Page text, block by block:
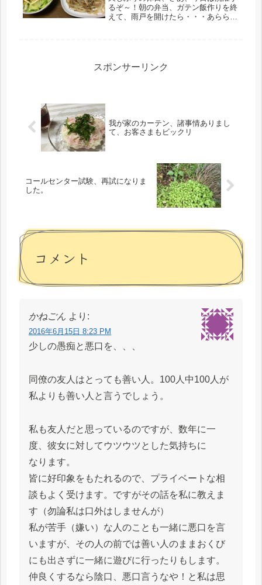
るぞ～！朝の弁当、ガテン飯作りを終
えて、雨戸を開けたら・・・あらら、
てす...
スポンサーリンク
我が家のカーテン、諸事情ありまし
て、お客さまもビックリ
コールセンター試験、再試になりま
した。
コメント
かねごん より:
2016年6月15日 8:23 PM
少しの愚痴と悪口を、、、
同僚の友人はとっても善い人。100人中100人が
私よりも善い人と言うでしょう。
私も友人だと思っているのですが、数年に一
度、彼女に対してウツウツとした気持ちに
なります。
皆に好印象をもたれるので、プライベートな相
談もよく受けます。ですがその話を私に教えま
す（勿論私は口外はしませんが）
私が苦手（嫌い）な人のことも一緒に悪口を言
いますが、その人の前では善い人のままおくび
にも出さずに一緒に遊びに行ったりもします。
仲良くするなら陰口、悪口言うなや！と私は思